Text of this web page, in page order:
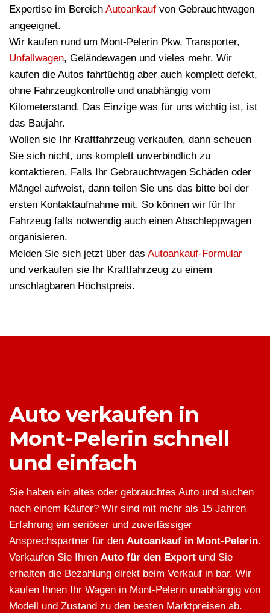
Expertise im Bereich Autoankauf von Gebrauchtwagen
angeeignet.
Wir kaufen rund um Mont-Pelerin Pkw, Transporter,
Unfallwagen, Geländewagen und vieles mehr. Wir
kaufen die Autos fahrtüchtig aber auch komplett defekt,
ohne Fahrzeugkontrolle und unabhängig vom
Kilometerstand. Das Einzige was für uns wichtig ist, ist
das Baujahr.
Wollen sie Ihr Kraftfahrzeug verkaufen, dann scheuen
Sie sich nicht, uns komplett unverbindlich zu
kontaktieren. Falls Ihr Gebrauchtwagen Schäden oder
Mängel aufweist, dann teilen Sie uns das bitte bei der
ersten Kontaktaufnahme mit. So können wir für Ihr
Fahrzeug falls notwendig auch einen Abschleppwagen
organisieren.
Melden Sie sich jetzt über das Autoankauf-Formular
und verkaufen sie Ihr Kraftfahrzeug zu einem
unschlagbaren Höchstpreis.
Auto verkaufen in
Mont-Pelerin schnell
und einfach
Sie haben ein altes oder gebrauchtes Auto und suchen
nach einem Käufer? Wir sind mit mehr als 15 Jahren
Erfahrung ein seriöser und zuverlässiger
Ansprechspartner für den Autoankauf in Mont-Pelerin.
Verkaufen Sie Ihren Auto für den Export und Sie
erhalten die Bezahlung direkt beim Verkauf in bar. Wir
kaufen Ihnen Ihr Wagen in Mont-Pelerin unabhängig von
Modell und Zustand zu den besten Marktpreisen ab.